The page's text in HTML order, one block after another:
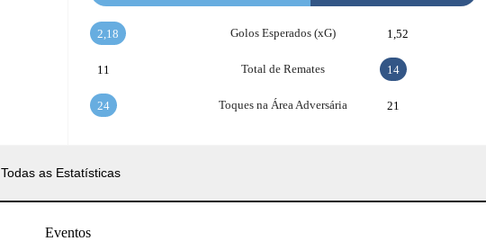
Golos Esperados (xG)
2,18 1,52
Total de Remates
11 14
Toques na Área Adversária
24 21
Todas as Estatísticas
Eventos